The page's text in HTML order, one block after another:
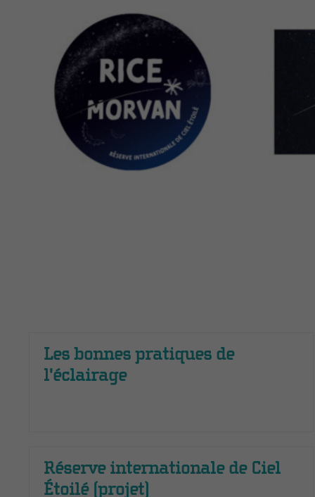
Les bonnes pratiques de
l'éclairage
Réserve internationale de Ciel
Étoilé (projet)